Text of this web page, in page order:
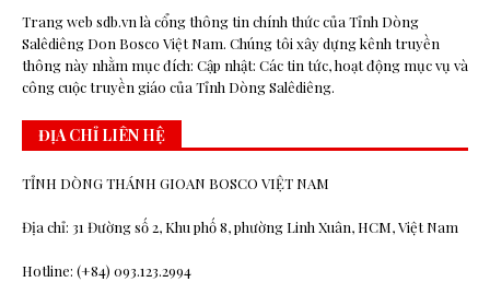
Trang web sdb.vn là cổng thông tin chính thức của Tỉnh Dòng
Salêdiêng Don Bosco Việt Nam. Chúng tôi xây dựng kênh truyền
thông này nhằm mục đích: Cập nhật: Các tin tức, hoạt động mục vụ và
công cuộc truyền giáo của Tỉnh Dòng Salêdiêng.
ĐỊA CHỈ LIÊN HỆ
TỈNH DÒNG THÁNH GIOAN BOSCO VIỆT NAM
Địa chỉ: 31 Đường số 2, Khu phố 8, phường Linh Xuân, HCM, Việt Nam
Hotline: (+84) 093.123.2994